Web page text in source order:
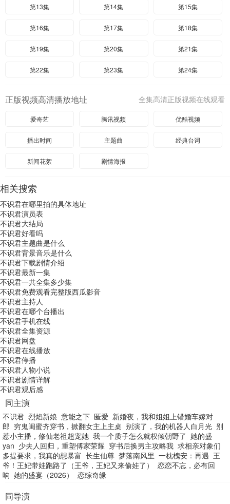
第13集 第14集 第15集
第16集 第17集 第18集
第19集 第20集 第21集
第22集 第23集 第24集
全集高清正版视频在线观看
正版视频高清播放地址
爱奇艺 腾讯视频 优酷视频
播出时间 主题曲 经典台词
新闻花絮 剧情海报
相关搜索
不识君在哪里拍的具体地址
不识君演员表
不识君大结局
不识君好看吗
不识君主题曲是什么
不识君背景音乐是什么
不识君下载剧情介绍
不识君最新一集
不识君一共全集多少集
不识君免费观看完整版西瓜影音
不识君主持人
不识君在哪个台播出
不识君手机在线
不识君全集资源
不识君网盘
不识君在线播放
不识君停播
不识君人物小说
不识君剧情详解
不识君观后感
同主演
不识君 烈焰新娘 意能之下 匿爱 新婚夜，我和姐姐上错婚车嫁对
郎 穷鬼闺蜜齐穿书，掀翻女主上主桌 别演了，我的机器人白月光 别
惹小主播，修仙老祖超宠她 我一个质子怎么就权倾朝野了 她的盛
yan 少夫人回归，重塑傅家荣耀 穿书后换男主攻略我 求相亲对象们
多提要求，我真的想暴富 长生仙尊 梦落南风里 一枕槐安：再遇 王
爷！王妃带娃跑路了（王爷，王妃又来偷娃了）
恋恋不忘，必有回
响 她的盛宴（2026） 恋综奇缘
同导演